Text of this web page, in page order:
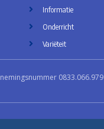
Informatie
Onderricht
Variëteit
0833.066.979